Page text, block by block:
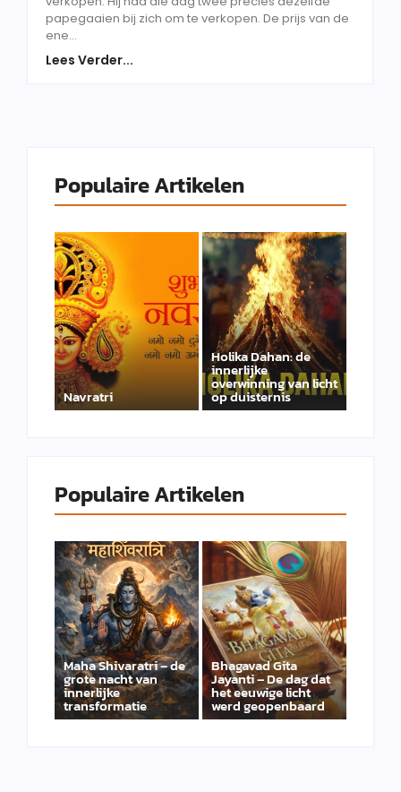
papegaaien bij zich om te verkopen. De prijs van de
ene...
Lees Verder...
Populaire Artikelen
Navratri
Holika Dahan: de
innerlijke
overwinning van licht
op duisternis
Populaire Artikelen
Maha Shivaratri – de
grote nacht van
innerlijke
transformatie
Bhagavad Gita
Jayanti – De dag dat
het eeuwige licht
werd geopenbaard